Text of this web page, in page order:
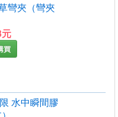
彎夾（彎夾
買
水中瞬間膠